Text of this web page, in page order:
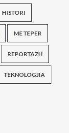
HISTORI
ME TEPER
REPORTAZH
TEKNOLOGJIA